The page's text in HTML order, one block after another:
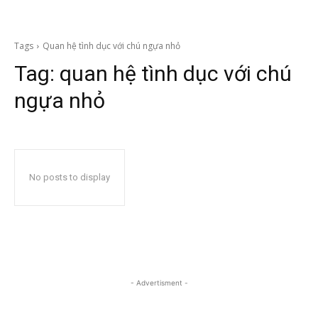
Tags Quan hệ tình dục với chú ngựa nhỏ
Tag: quan hệ tình dục với chú
ngựa nhỏ
No posts to display
- Advertisment -